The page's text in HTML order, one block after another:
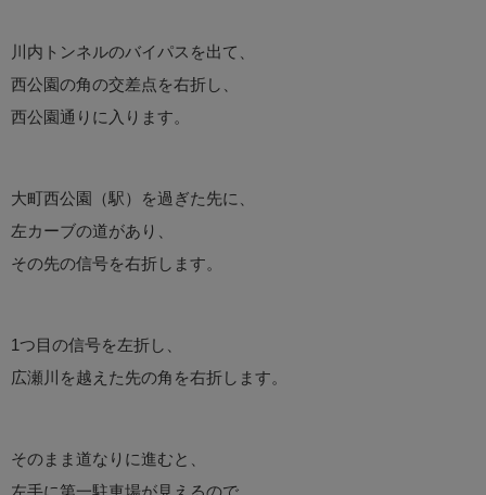
川内トンネルのバイパスを出て、
西公園の角の交差点を右折し、
西公園通りに入ります。
大町西公園（駅）を過ぎた先に、
左カーブの道があり、
その先の信号を右折します。
1つ目の信号を左折し、
広瀬川を越えた先の角を右折します。
そのまま道なりに進むと、
左手に第一駐車場が見えるので、